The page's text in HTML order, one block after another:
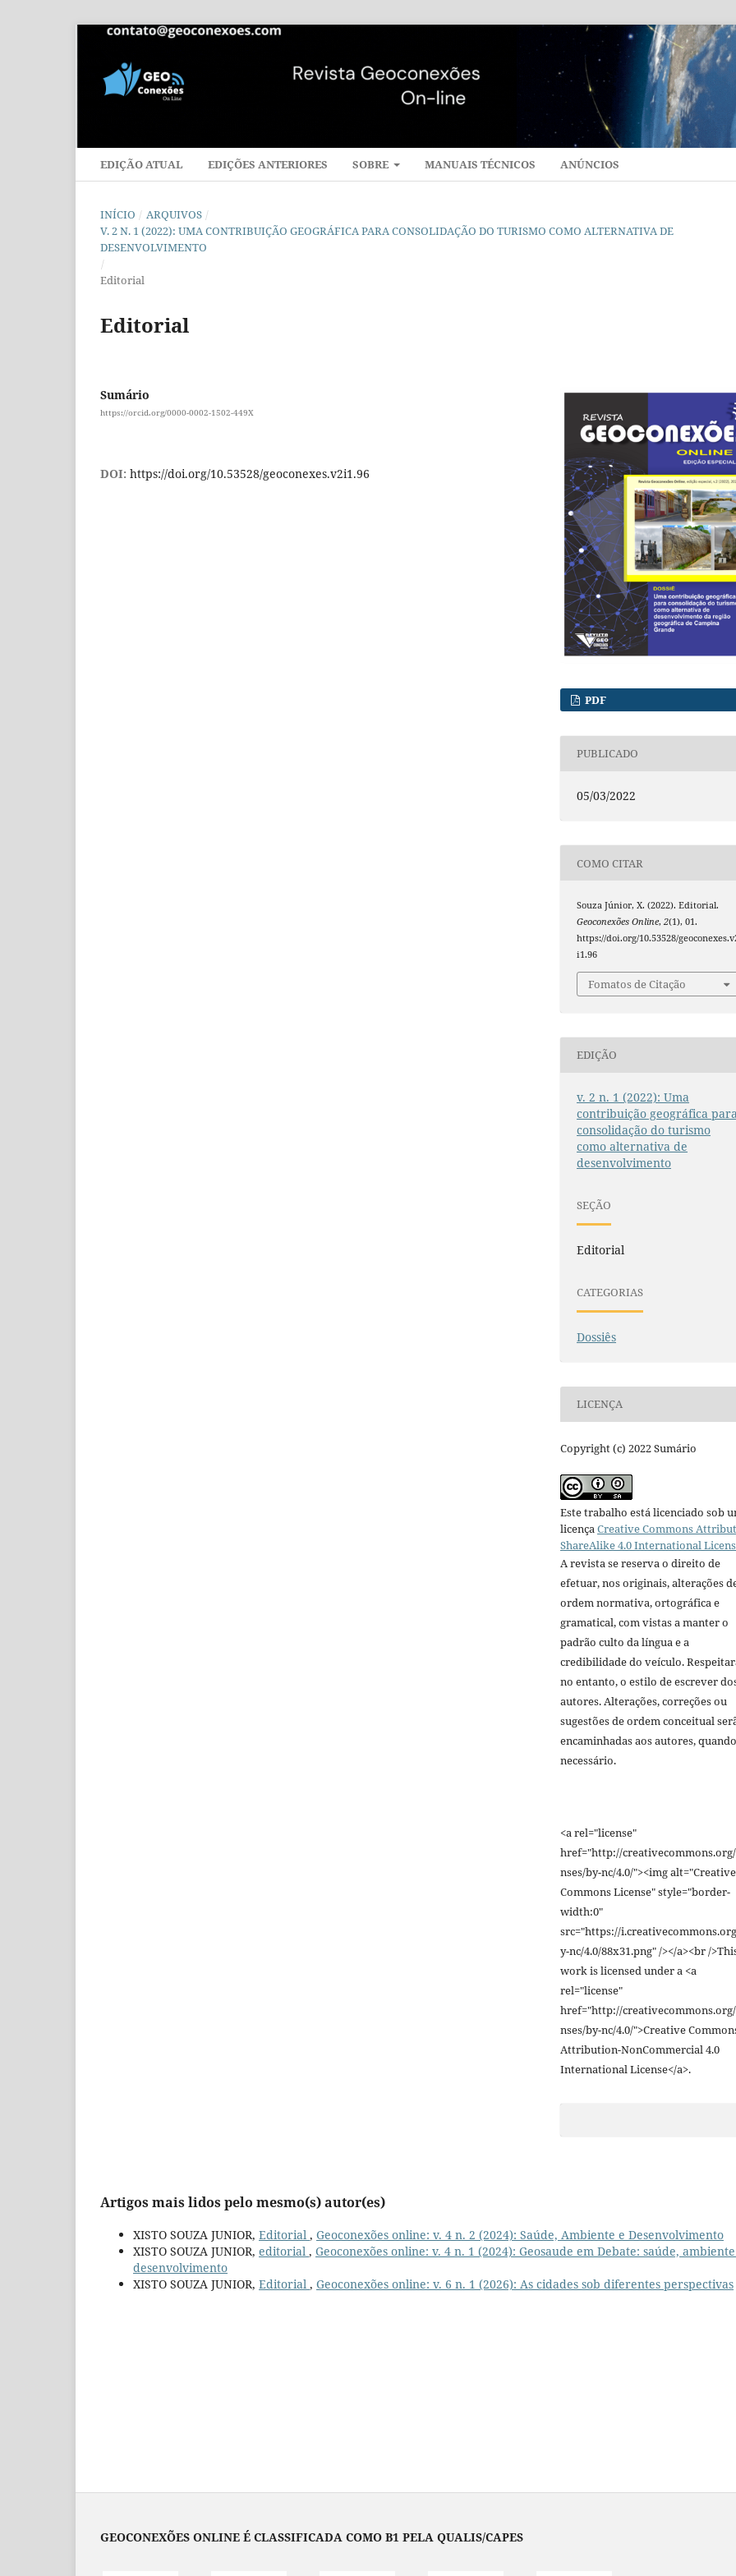
EDIÇÃO ATUAL EDIÇÕES ANTERIORES SOBRE MANUAIS TÉCNICOS ANÚNCIOS
INÍCIO / ARQUIVOS /
V. 2 N. 1 (2022): UMA CONTRIBUIÇÃO GEOGRÁFICA PARA CONSOLIDAÇÃO DO TURISMO COMO ALTERNATIVA DE
DESENVOLVIMENTO
/
Editorial
Editorial
Sumário
https://orcid.org/0000-0002-1502-449X
DOI: https://doi.org/10.53528/geoconexes.v2i1.96
PDF
PUBLICADO
05/03/2022
COMO CITAR
Souza Júnior, X. (2022). Editorial.
Geoconexões Online,2(1), 01.
https://doi.org/10.53528/
i1.96
Fomatos de Citação
EDIÇÃO
v. 2 n. 1 (2022): Uma
contribuição geográfica para
consolidação do turismo
como alternativa de
desenvolvimento
SEÇÃO
Editorial
CATEGORIAS
Dossiês
LICENÇA
Copyright (c) 2022 Sumário
Este trabalho está licenciado sob
licençaCreative Commons
ShareAlike 4.0 International
A revista se reserva o direito de
efetuar, nos originais, alterações
ordem normativa, ortográfica e
gramatical, com vistas a manter o
padrão culto da língua e a
credibilidade do veículo.
no entanto, o estilo de escrever
autores. Alterações, correções ou
sugestões de ordem conceitual
encaminhadas aos autores, quando
necessário.
<a rel="license"
href="http://
nses/by-nc/4.0/"><img alt="Creative
Commons License" style="border-
width:0"
src="https://
y-nc/4.0/88x31.png" /></a><br /
work is licensed under a <a
rel="license"
href="http://
nses/by-nc/4.0/">Creative
Attribution-NonCommercial 4.0
International License</a>.
Artigos mais lidos pelo mesmo(s) autor(es)
XISTO SOUZA JUNIOR, Editorial , Geoconexões online: v. 4 n. 2 (2024): Saúde, Ambiente e Desenvolvimento
XISTO SOUZA JUNIOR, editorial , Geoconexões online: v. 4 n. 1 (2024): Geosaude em Debate: saúde,
desenvolvimento
XISTO SOUZA JUNIOR, Editorial , Geoconexões online: v. 6 n. 1 (2026): As cidades sob diferentes perspectivas
GEOCONEXÕES ONLINE É CLASSIFICADA COMO B1 PELA QUALIS/CAPES